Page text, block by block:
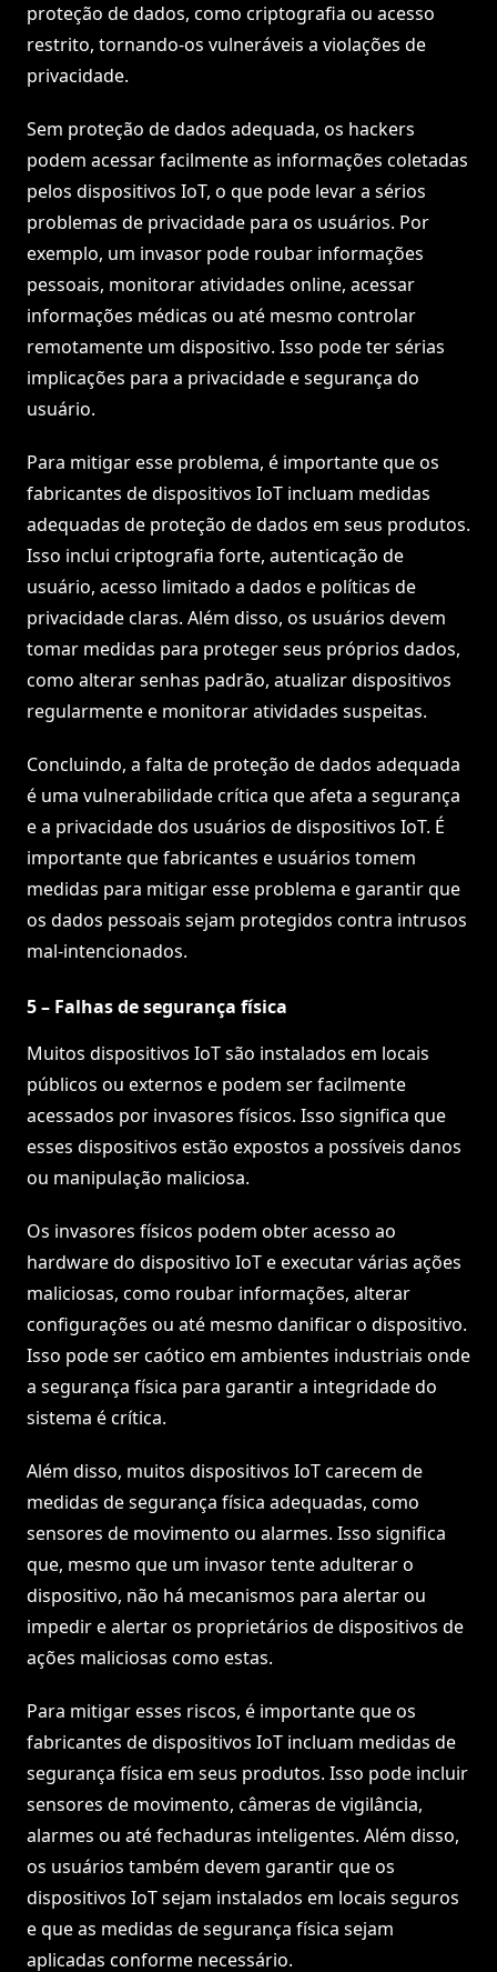
proteção de dados, como criptografia ou acesso
restrito, tornando-os vulneráveis a violações de
privacidade.
Sem proteção de dados adequada, os hackers
podem acessar facilmente as informações coletadas
pelos dispositivos IoT, o que pode levar a sérios
problemas de privacidade para os usuários. Por
exemplo, um invasor pode roubar informações
pessoais, monitorar atividades online, acessar
informações médicas ou até mesmo controlar
remotamente um dispositivo. Isso pode ter sérias
implicações para a privacidade e segurança do
usuário.
Para mitigar esse problema, é importante que os
fabricantes de dispositivos IoT incluam medidas
adequadas de proteção de dados em seus produtos.
Isso inclui criptografia forte, autenticação de
usuário, acesso limitado a dados e políticas de
privacidade claras. Além disso, os usuários devem
tomar medidas para proteger seus próprios dados,
como alterar senhas padrão, atualizar dispositivos
regularmente e monitorar atividades suspeitas.
Concluindo, a falta de proteção de dados adequada
é uma vulnerabilidade crítica que afeta a segurança
e a privacidade dos usuários de dispositivos IoT. É
importante que fabricantes e usuários tomem
medidas para mitigar esse problema e garantir que
os dados pessoais sejam protegidos contra intrusos
mal-intencionados.
5 – Falhas de segurança física
Muitos dispositivos IoT são instalados em locais
públicos ou externos e podem ser facilmente
acessados por invasores físicos. Isso significa que
esses dispositivos estão expostos a possíveis danos
ou manipulação maliciosa.
Os invasores físicos podem obter acesso ao
hardware do dispositivo IoT e executar várias ações
maliciosas, como roubar informações, alterar
configurações ou até mesmo danificar o dispositivo.
Isso pode ser caótico em ambientes industriais onde
a segurança física para garantir a integridade do
sistema é crítica.
Além disso, muitos dispositivos IoT carecem de
medidas de segurança física adequadas, como
sensores de movimento ou alarmes. Isso significa
que, mesmo que um invasor tente adulterar o
dispositivo, não há mecanismos para alertar ou
impedir e alertar os proprietários de dispositivos de
ações maliciosas como estas.
Para mitigar esses riscos, é importante que os
fabricantes de dispositivos IoT incluam medidas de
segurança física em seus produtos. Isso pode incluir
sensores de movimento, câmeras de vigilância,
alarmes ou até fechaduras inteligentes. Além disso,
os usuários também devem garantir que os
dispositivos IoT sejam instalados em locais seguros
e que as medidas de segurança física sejam
aplicadas conforme necessário.